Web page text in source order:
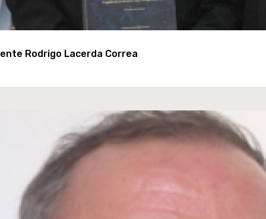
Rodrigo Lacerda Correa